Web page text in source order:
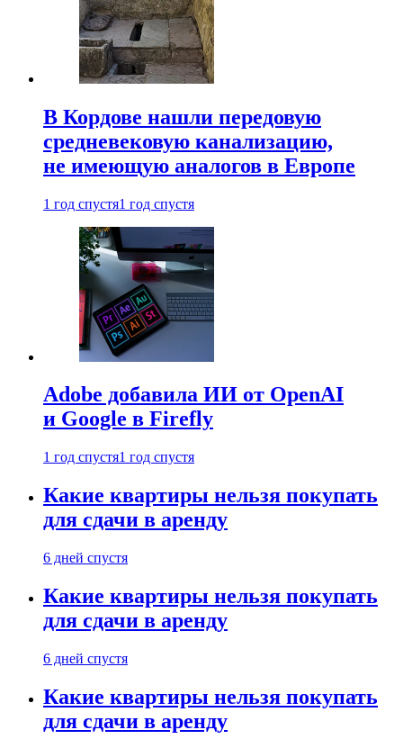
В Кордове нашли передовую
средневековую канализацию,
не имеющую аналогов в Европе
1 год спустя1 год спустя
Adobe добавила ИИ от OpenAI
и Google в Firefly
1 год спустя1 год спустя
Какие квартиры нельзя покупать
для сдачи в аренду
6 дней спустя
Какие квартиры нельзя покупать
для сдачи в аренду
6 дней спустя
Какие квартиры нельзя покупать
для сдачи в аренду